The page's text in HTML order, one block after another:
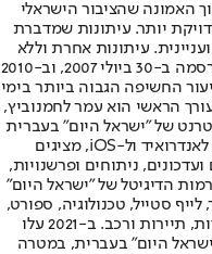
האמונה שהציבור הישראלי
יותר. עיתונות שמדברת
עיתונות אחרת וללא
תשלום. המהדורה המודפסת הראשונה פורסמה ב-30 ביולי 2007, וב-2010
החשיפה הגבוה ביותר בימי
הראשי הוא עמר לחמנוביץ,
של "ישראל היום" בעברית
ובאנגלית, כמו כן היישומונים (אפליקציות) לאנדרואיד ול-iOS, מציגים
ניתוחים ופרשנויות,
הדיגיטל של "ישראל היום"
סטייל, טכנולוגיה, ספורט,
כלכלה וצרכנות, בריאות, חיילים, אוכל, יהדות, תיירות ורכב. ב-2021 עלו
היום" בעברית, במטרה